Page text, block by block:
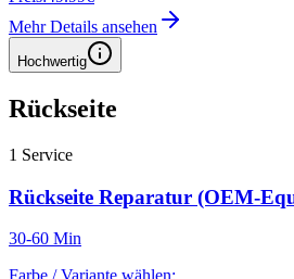
Mehr Details ansehen
Hochwertig
Rückseite
1 Service
Rückseite Reparatur (OEM-
30-60 Min